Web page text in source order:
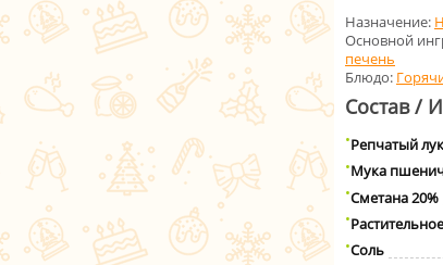
Назначение:
Основной
печень
Блюдо:
Состав /
Репчатый лук
Мука
Сметана 20%
Соль